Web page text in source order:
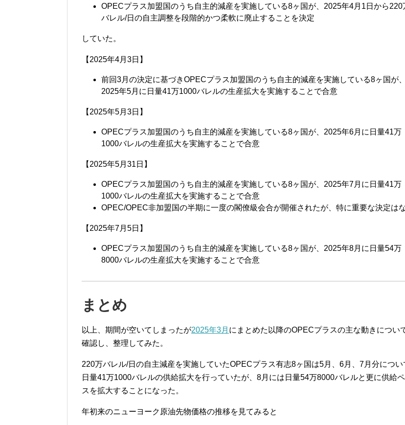
OPECプラス加盟国のうち自主的減産を実施している8ヶ国が、2025年4月1日から220
バレル/日の自主調整を段階的かつ柔軟に廃止することを決定
していた。
【2025年4月3日】
前回3月の決定に基づきOPECプラス加盟国のうち自主的減産を実施している8ヶ国が、
2025年5月に日量41万1000バレルの生産拡大を実施することで合意
【2025年5月3日】
OPECプラス加盟国のうち自主的減産を実施している8ヶ国が、2025年6月に日量41万
1000バレルの生産拡大を実施することで合意
【2025年5月31日】
OPECプラス加盟国のうち自主的減産を実施している8ヶ国が、2025年7月に日量41万
1000バレルの生産拡大を実施することで合意
OPEC/OPEC非加盟国の半期に一度の閣僚級会合が開催されたが、特に重要な決定は
【2025年7月5日】
OPECプラス加盟国のうち自主的減産を実施している8ヶ国が、2025年8月に日量54万
8000バレルの生産拡大を実施することで合意
まとめ
以上、期間が空いてしまったが2025年3月 にまとめた以降のOPECプラスの主な動きについ
確認し、整理してみた。
220万バレル/日の自主減産を実施していたOPECプラス有志8ヶ国は5月、6月、7月分につい
日量41万1000バレルの供給拡大を行っていたが、8月には日量54万8000バレルと更に供給
スを拡大することになった。
年初来のニューヨーク原油先物価格の推移を見てみると